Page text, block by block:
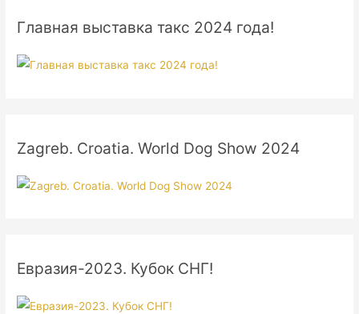
Главная выставка такс 2024 года!
Zagreb. Croatia. World Dog Show 2024
Евразия-2023. Кубок СНГ!